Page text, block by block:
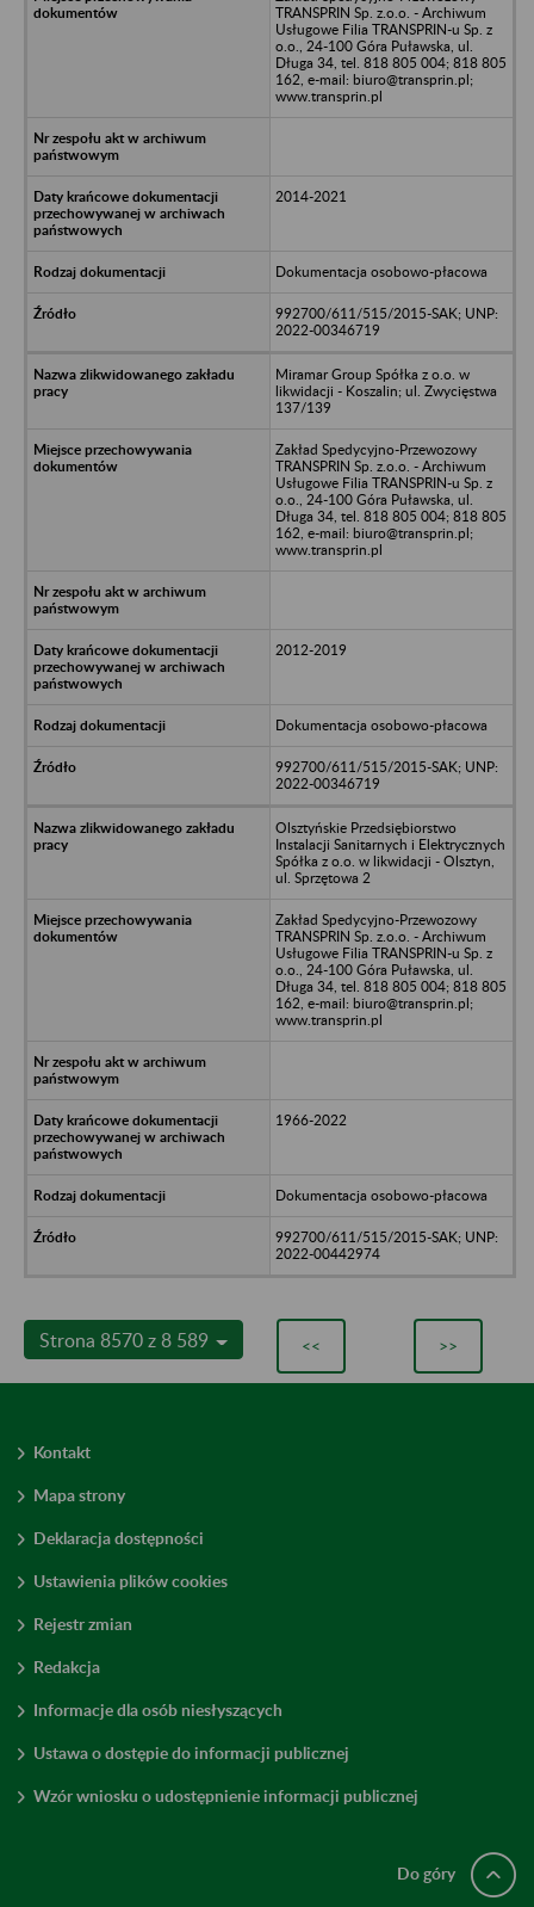
TRANSPRIN Sp. z.o.o. - Archiwum
Usługowe Filia TRANSPRIN-u Sp. z
o.o., 24-100 Góra Puławska, ul.
Długa 34, tel. 818 805 004; 818 805
162, e-mail: biuro@transprin.pl;
www.transprin.pl
2014-2021
Dokumentacja osobowo-płacowa
992700/611/515/2015-SAK; UNP:
2022-00346719
Miramar Group Spółka z o.o. w
likwidacji - Koszalin; ul. Zwycięstwa
137/139
Zakład Spedycyjno-Przewozowy
TRANSPRIN Sp. z.o.o. - Archiwum
Usługowe Filia TRANSPRIN-u Sp. z
o.o., 24-100 Góra Puławska, ul.
Długa 34, tel. 818 805 004; 818 805
162, e-mail: biuro@transprin.pl;
www.transprin.pl
2012-2019
Dokumentacja osobowo-płacowa
992700/611/515/2015-SAK; UNP:
2022-00346719
Olsztyńskie Przedsiębiorstwo
Instalacji Sanitarnych i Elektrycznych
Spółka z o.o. w likwidacji - Olsztyn,
ul. Sprzętowa 2
Zakład Spedycyjno-Przewozowy
TRANSPRIN Sp. z.o.o. - Archiwum
Usługowe Filia TRANSPRIN-u Sp. z
o.o., 24-100 Góra Puławska, ul.
Długa 34, tel. 818 805 004; 818 805
162, e-mail: biuro@transprin.pl;
www.transprin.pl
1966-2022
Dokumentacja osobowo-płacowa
992700/611/515/2015-SAK; UNP:
2022-00442974
Strona 8570 z 8 589 << >>
Kontakt
Mapa strony
Deklaracja dostępności
Ustawienia plików cookies
Rejestr zmian
Redakcja
Informacje dla osób niesłyszących
Ustawa o dostępie do informacji publicznej
Wzór wniosku o udostępnienie informacji publicznej
Do góry